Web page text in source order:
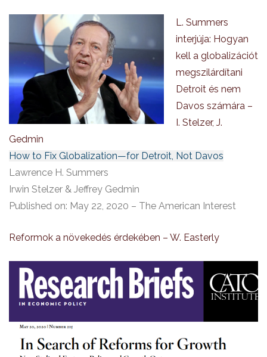
L. Summers
interjúja: Hogyan
kell a globalizációt
megszilárdítani
Detroit és nem
Davos számára –
I. Stelzer, J.
Gedmin
How to Fix Globalization—for Detroit, Not Davos
Lawrence H. Summers
Irwin Stelzer & Jeffrey Gedmin
Published on: May 22, 2020 – The American Interest
Reformok a növekedés érdekében – W. Easterly